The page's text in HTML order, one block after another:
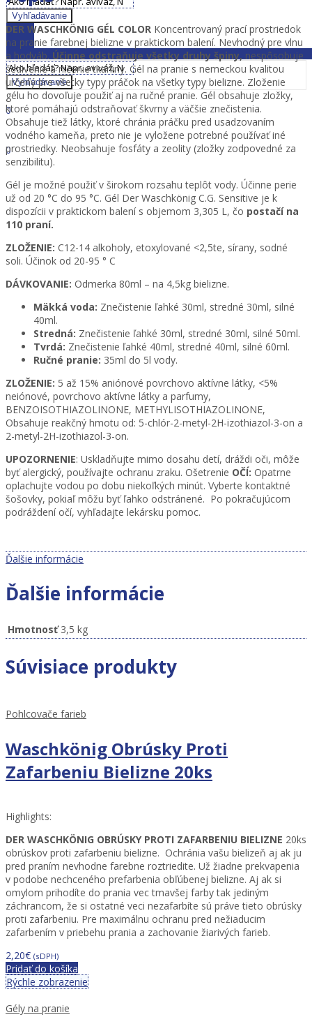
Vyhľadávanie
Zavrieť MENU
Zavrieť MENU
Vyhľadávanie
Dobrý deň, Prihlásiť sa
0
0,00€
Ponuka
0
0,00€
DER WASCHKÖNIG GÉL COLOR Koncentrovaný prací prostriedok
na pranie farebnej bielizne v praktickom balení. Nevhodný pre vlnu
a hodváb. Účinne odstraňuje všetky druhy špiny, nespôsobuje
šedivenie a ničenie tkaniny. Gél na pranie s nemeckou kvalitou
určený pre všetky typy práčok na všetky typy bielizne. Zloženie
gélu ho dovoľuje použiť aj na ručné pranie. Gél obsahuje zložky,
ktoré pomáhajú odstraňovať škvrny a väčšie znečistenia.
Obsahuje tiež látky, ktoré chránia práčku pred usadzovaním
vodného kameňa, preto nie je vyložene potrebné používať iné
prostriedky. Neobsahuje fosfáty a zeolity (zložky zodpovedné za
senzibilitu).
Gél je možné použiť v širokom rozsahu teplôt vody. Účinne perie
už od 20 °C do 95 °C. Gél Der Waschkönig C.G. Sensitive je k
dispozícii v praktickom balení s objemom 3,305 L, čo postačí na
110 praní.
ZLOŽENIE: C12-14 alkoholy, etoxylované <2,5te, sírany, sodné
soli. Účinok od 20-95 ° C
DÁVKOVANIE: Odmerka 80ml – na 4,5kg bielizne.
Mäkká voda: Znečistenie ľahké 30ml, stredné 30ml, silné
40ml.
Stredná: Znečistenie ľahké 30ml, stredné 30ml, silné 50ml.
Tvrdá: Znečistenie ľahké 40ml, stredné 40ml, silné 60ml.
Ručné pranie: 35ml do 5l vody.
ZLOŽENIE: 5 až 15% aniónové povrchovo aktívne látky, <5%
neiónové, povrchovo aktívne látky a parfumy,
BENZOISOTHIAZOLINONE, METHYLISOTHIAZOLINONE,
Obsahuje reakčný hmotu od: 5-chlór-2-metyl-2H-izothiazol-3-on a
2-metyl-2H-izothiazol-3-on.
UPOZORNENIE: Uskladňujte mimo dosahu detí, dráždi oči, môže
byť alergický, používajte ochranu zraku. Ošetrenie OČÍ: Opatrne
oplachujte vodou po dobu niekoľkých minút. Vyberte kontaktné
šošovky, pokiaľ môžu byť ľahko odstránené. Po pokračujúcom
podráždení očí, vyhľadajte lekársku pomoc.
Ďalšie informácie
Ďalšie informácie
Hmotnosť 3,5 kg
Súvisiace produkty
Pohlcovače farieb
Waschkönig Obrúsky Proti
Zafarbeniu Bielizne 20ks
Highlights:
DER WASCHKÖNIG OBRÚSKY PROTI ZAFARBENIU BIELIZNE 20ks
obrúskov proti zafarbeniu bielizne. Ochránia vašu bielizeň aj ak ju
pred praním nevhodne farebne roztriedite. Už žiadne prekvapenia
v podobe nechceného prefarbenia obľúbenej bielizne. Aj ak si
omylom prihodíte do prania vec tmavšej farby tak jediným
záchrancom, že si ostatné veci nezafarbíte sú práve tieto obrúsky
proti zafarbeniu. Pre maximálnu ochranu pred nežiaducim
zafarbením v priebehu prania a zachovanie žiarivých farieb.
2,20€ (sDPH)
Pridať do košíka
Rýchle zobrazenie
Gély na pranie